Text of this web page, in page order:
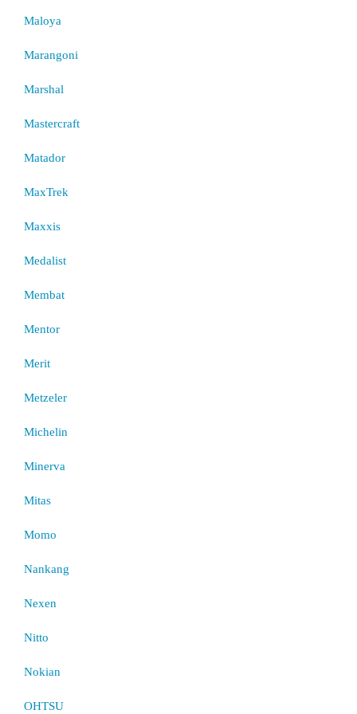
Maloya
Marangoni
Marshal
Mastercraft
Matador
MaxTrek
Maxxis
Medalist
Membat
Mentor
Merit
Metzeler
Michelin
Minerva
Mitas
Momo
Nankang
Nexen
Nitto
Nokian
OHTSU